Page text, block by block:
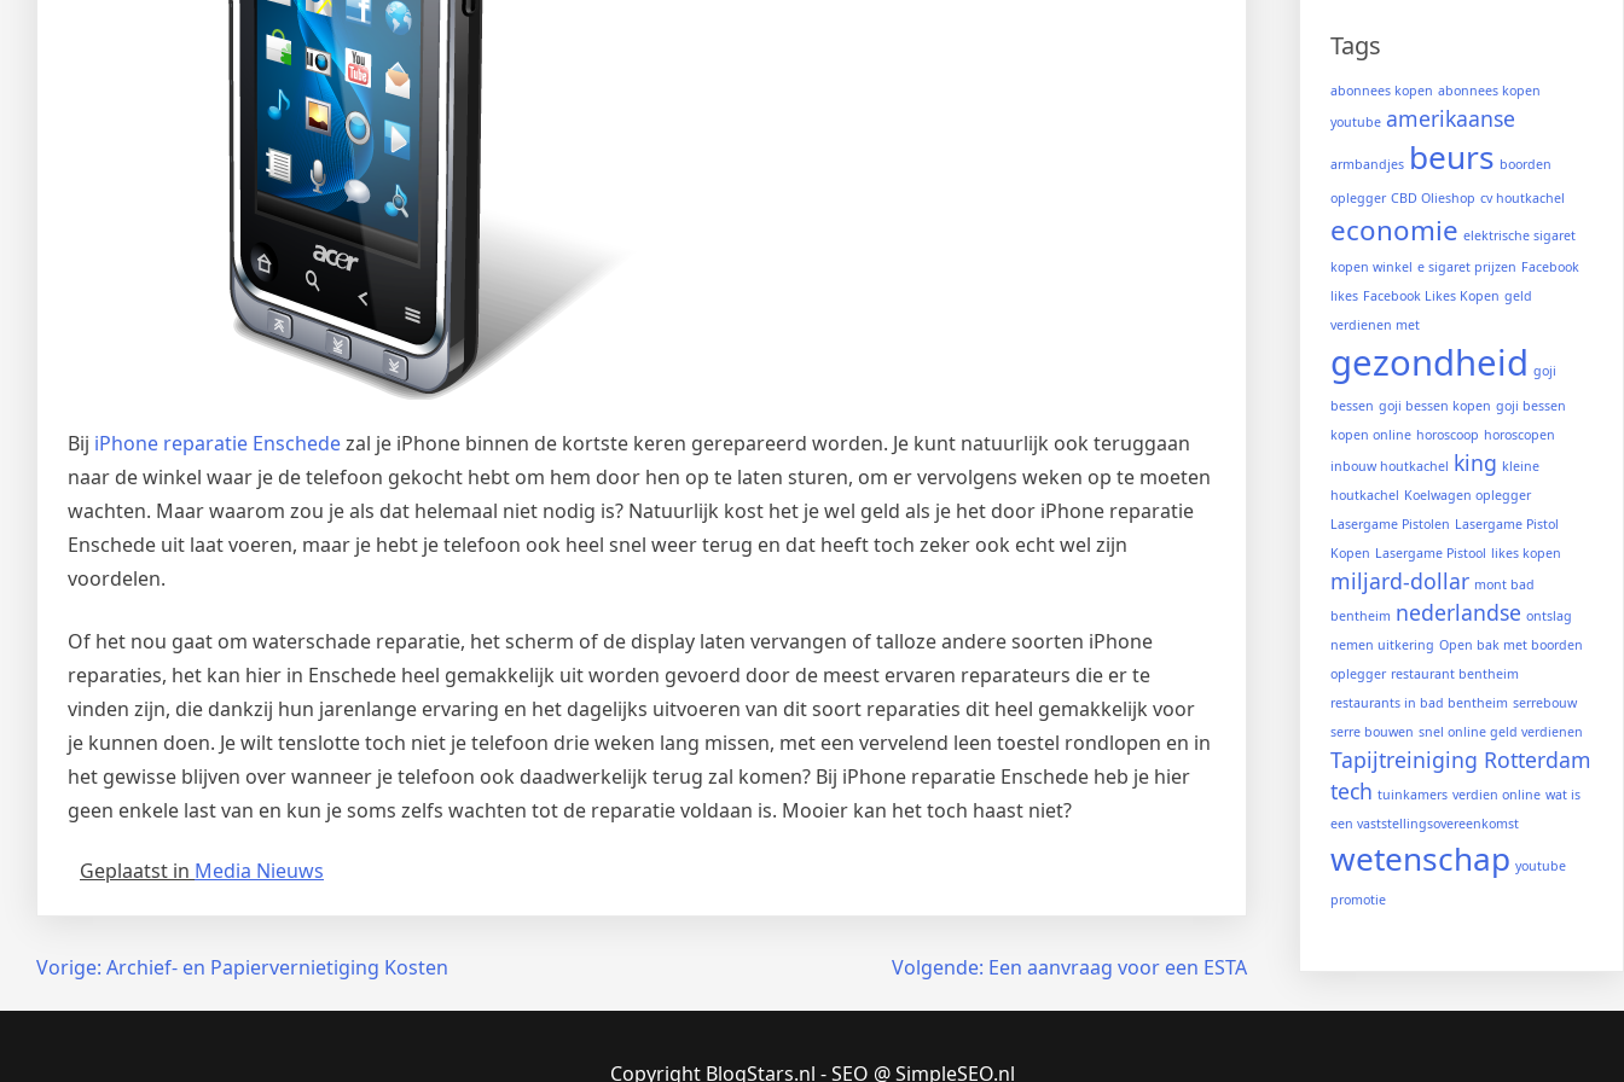
Bij iPhone reparatie Enschedezal je iPhone binnen de kortste keren gerepareerd worden. Je kunt natuurlijk ook teruggaan
naar de winkel waar je de telefoon gekocht hebt om hem door hen op te laten sturen, om er vervolgens weken op te moeten
wachten. Maar waarom zou je als dat helemaal niet nodig is? Natuurlijk kost het je wel geld als je het door iPhone reparatie
Enschede uit laat voeren, maar je hebt je telefoon ook heel snel weer terug en dat heeft toch zeker ook echt wel zijn
voordelen.
Of het nou gaat om waterschade reparatie, het scherm of de display laten vervangen of talloze andere soorten iPhone
reparaties, het kan hier in Enschede heel gemakkelijk uit worden gevoerd door de meest ervaren reparateurs die er te
vinden zijn, die dankzij hun jarenlange ervaring en het dagelijks uitvoeren van dit soort reparaties dit heel gemakkelijk voor
je kunnen doen. Je wilt tenslotte toch niet je telefoon drie weken lang missen, met een vervelend leen toestel rondlopen en in
het gewisse blijven over wanneer je telefoon ook daadwerkelijk terug zal komen? Bij iPhone reparatie Enschede heb je hier
geen enkele last van en kun je soms zelfs wachten tot de reparatie voldaan is. Mooier kan het toch haast niet?
Geplaatst in Media Nieuws
Bericht
navigatie
Vorige: Archief- en Papiervernietiging Kosten Volgende: Een aanvraag voor een ESTA
Tags
abonnees kopen abonnees kopen
youtube amerikaanse
armbandjes beurs boorden
oplegger CBD Olieshop cv houtkachel
economie elektrische sigaret
kopen winkel e sigaret prijzen Facebook
likes Facebook Likes Kopen geld
verdienen met
gezondheid goji
bessen goji bessen kopen goji bessen
kopen online horoscoop horoscopen
inbouw houtkachel king kleine
houtkachel Koelwagen oplegger
Lasergame Pistolen Lasergame Pistol
Kopen Lasergame Pistool likes kopen
miljard-dollar mont bad
bentheim nederlandse ontslag
nemen uitkering Open bak met boorden
oplegger restaurant bentheim
restaurants in bad bentheim serrebouw
serre bouwen snel online geld verdienen
Tapijtreiniging Rotterdam
tech tuinkamers verdien online wat is
een vaststellingsovereenkomst
wetenschap youtube
promotie
Copyright BlogStars.nl - SEO @ SimpleSEO.nl